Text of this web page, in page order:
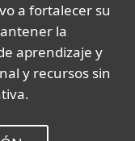
a fortalecer su
la
aprendizaje y
y recursos sin